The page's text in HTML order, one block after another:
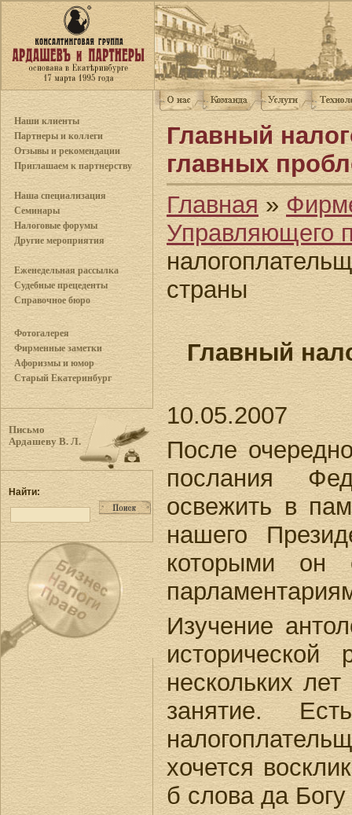
Наши клиенты
Партнеры и коллеги
Отзывы и рекомендации
Приглашаем к партнерству
Наша специализация
Семинары
Налоговые форумы
Другие мероприятия
Еженедельная рассылка
Судебные прецеденты
Справочное бюро
Фотогалерея
Фирменные заметки
Афоризмы и юмор
Старый Екатеринбург
Письмо
Ардашеву В. Л.
Найти:
Главный
главных
Главная »
Управляющего
страны
Главный
10.05.2007
После
послания
освежить в
нашего
которыми он
Изучение
исторической
нескольких
занятие.
хочется
б слова да